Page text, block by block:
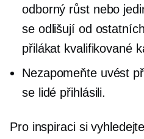
odborný růst nebo
se odlišují od
přilákat kvalifikované
Nezapomeňte uvést
se lidé přihlásili.
Pro inspiraci si